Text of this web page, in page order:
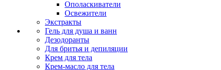
Ополаскиватели
Освежители
Экстракты
Гель для душа и ванн
Дезодоранты
Для бритья и депиляции
Крем для тела
Крем-масло для тела